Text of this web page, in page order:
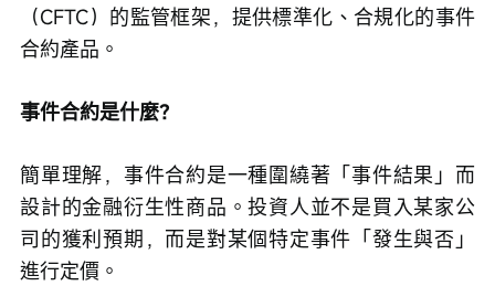
（CFTC）的監管框架，提供標準化、合規化的事件
合約產品。
事件合約是什麼？
簡單理解，事件合約是一種圍繞著「事件結果」而
設計的金融衍生性商品。投資人並不是買入某家公
司的獲利預期，而是對某個特定事件「發生與否」
進行定價。